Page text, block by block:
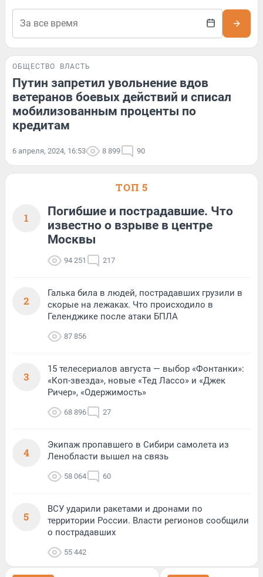
ОБЩЕСТВО ВЛАСТЬ
Путин запретил увольнение вдов
ветеранов боевых действий и списал
мобилизованным проценты по
кредитам
6 апреля, 2024, 16:53 8 899 90
ТОП 5
1
Погибшие и пострадавшие. Что
известно о взрыве в центре
Москвы
94 251 217
2
Галька била в людей, пострадавших грузили в
скорые на лежаках. Что происходило в
Геленджике после атаки БПЛА
87 856
3
15 телесериалов августа — выбор «Фонтанки»:
«Коп-звезда», новые «Тед Лассо» и «Джек
Ричер», «Одержимость»
68 896 27
4
Экипаж пропавшего в Сибири самолета из
Ленобласти вышел на связь
58 064 60
5
ВСУ ударили ракетами и дронами по
территории России. Власти регионов сообщили
о пострадавших
55 442